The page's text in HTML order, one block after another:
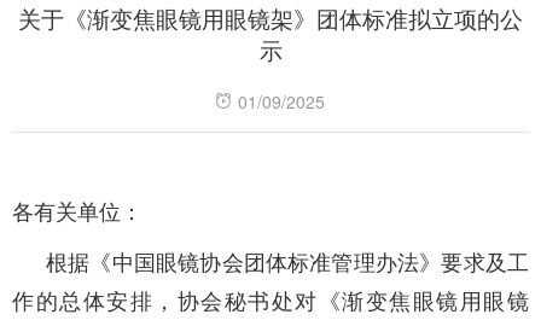
关于《渐变焦眼镜用眼镜架》团体标准拟立项的公
示
01/09/2025
各有关单位：
根据《中国眼镜协会团体标准管理办法》要求及工
作的总体安排，协会秘书处对《渐变焦眼镜用眼镜